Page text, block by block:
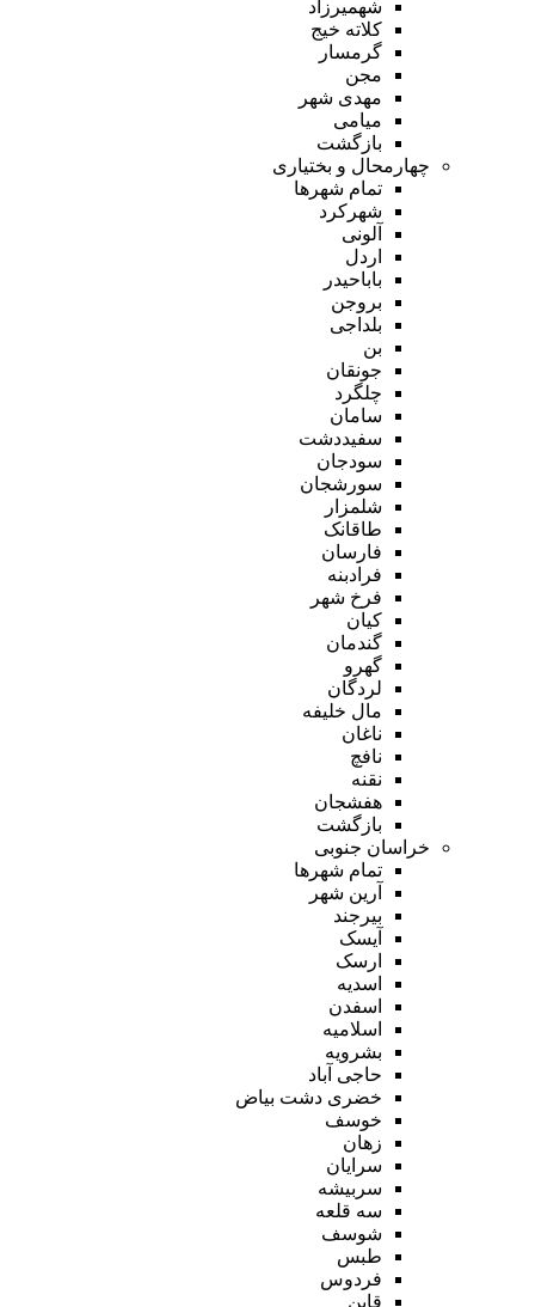
شهمیرزاد
کلاته خیج
گرمسار
مجن
مهدی شهر
میامی
بازگشت
چهارمحال و بختیاری
تمام شهر‌ها
شهرکرد
آلونی
اردل
باباحیدر
بروجن
بلداجی
بن
جونقان
چلگرد
سامان
سفیددشت
سودجان
سورشجان
شلمزار
طاقانک
فارسان
فرادبنه
فرخ شهر
کیان
گندمان
گهرو
لردگان
مال خلیفه
ناغان
نافچ
نقنه
هفشجان
بازگشت
خراسان جنوبی
تمام شهر‌ها
آرین شهر
بیرجند
آیسک
ارسک
اسدیه
اسفدن
اسلامیه
بشرویه
حاجی آباد
خضری دشت بیاض
خوسف
زهان
سرایان
سربیشه
سه قلعه
شوسف
طبس
فردوس
قاین